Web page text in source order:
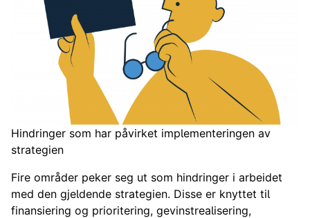
Hindringer som har påvirket implementeringen av
strategien
Fire områder peker seg ut som hindringer i arbeidet
med den gjeldende strategien. Disse er knyttet til
finansiering og prioritering, gevinstrealisering,